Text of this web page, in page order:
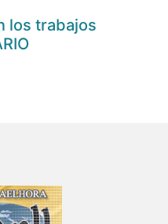
los trabajos